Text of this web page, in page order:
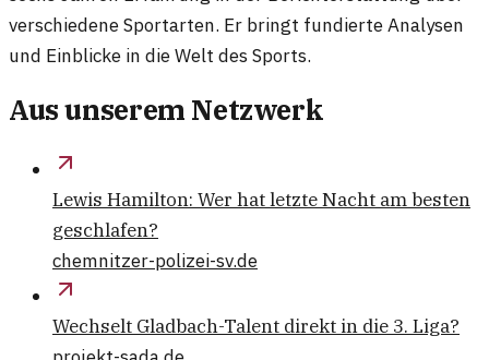
verschiedene Sportarten. Er bringt fundierte Analysen
und Einblicke in die Welt des Sports.
Aus unserem Netzwerk
Lewis Hamilton: Wer hat letzte Nacht am besten
geschlafen?
chemnitzer-polizei-sv.de
Wechselt Gladbach-Talent direkt in die 3. Liga?